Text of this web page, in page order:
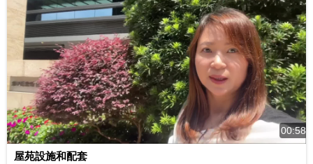
00:58
屋苑設施和配套